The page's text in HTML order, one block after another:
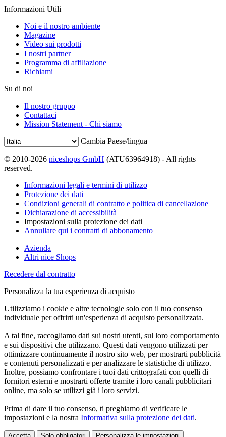
Informazioni Utili
Noi e il nostro ambiente
Magazine
Video sui prodotti
I nostri partner
Programma di affiliazione
Richiami
Su di noi
Il nostro gruppo
Contattaci
Mission Statement - Chi siamo
Cambia Paese/lingua
© 2010-2026 niceshops GmbH (ATU63964918) - All rights
reserved.
Informazioni legali e termini di utilizzo
Protezione dei dati
Condizioni generali di contratto e politica di cancellazione
Dichiarazione di accessibilità
Impostazioni sulla protezione dei dati
Annullare qui i contratti di abbonamento
Azienda
Altri nice Shops
Recedere dal contratto
Personalizza la tua esperienza di acquisto
Utilizziamo i cookie e altre tecnologie solo con il tuo consenso
individuale per offrirti un'esperienza di acquisto personalizzata.
A tal fine, raccogliamo dati sui nostri utenti, sul loro comportamento
e sui dispositivi che utilizzano. Questi dati vengono utilizzati per
ottimizzare continuamente il nostro sito web, per mostrarti pubblicità
e contenuti personalizzati e per analizzare le statistiche di utilizzo.
Inoltre, possiamo confrontare i tuoi dati crittografati con quelli di
fornitori esterni e mostrarti offerte tramite i loro canali pubblicitari
online, ma solo se utilizzi già i loro servizi.
Prima di dare il tuo consenso, ti preghiamo di verificare le
impostazioni e la nostra Informativa sulla protezione dei dati.
Accetta Solo obbligatori Personalizza le impostazioni